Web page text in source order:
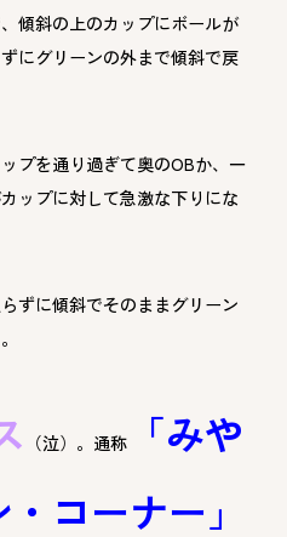
傾斜の上のカップにボールが
にグリーンの外まで傾斜で戻
プを通り過ぎて奥のOBか、一
ップに対して急激な下りにな
ずに傾斜でそのままグリーン
（泣）。通称
「みや
コーナー」